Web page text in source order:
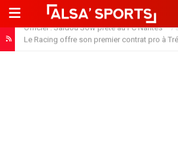
Le Racing offre son premier contrat pro à